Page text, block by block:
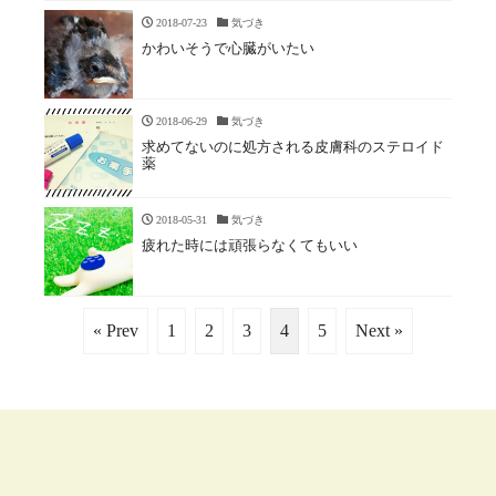
2018-07-23 気づき
かわいそうで心臓がいたい
2018-06-29 気づき
求めてないのに処方される皮膚科のステロイド
薬
2018-05-31 気づき
疲れた時には頑張らなくてもいい
« Prev 1 2 3 4 5 Next »